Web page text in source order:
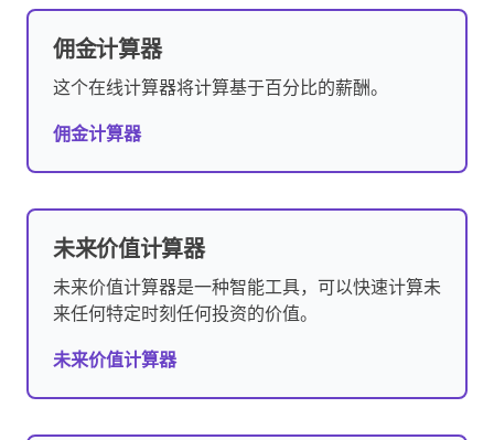
佣金计算器
这个在线计算器将计算基于百分比的薪酬。
佣金计算器
未来价值计算器
未来价值计算器是一种智能工具，可以快速计算未
来任何特定时刻任何投资的价值。
未来价值计算器